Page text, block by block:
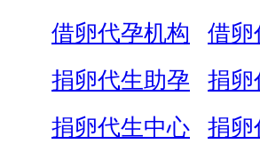
借卵代孕机构
借卵
捐卵代生助孕
捐卵
捐卵代生中心
捐卵